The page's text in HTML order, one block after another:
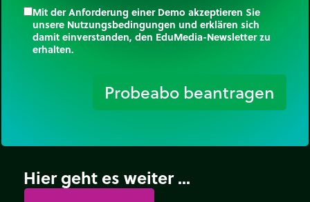
Mit der Anforderung einer Demo akzeptieren Sie
unsere Nutzungsbedingungen und erklären sich
damit einverstanden, den EduMedia-Newsletter zu
erhalten.
Probeabo beantragen
Hier geht es weiter ...